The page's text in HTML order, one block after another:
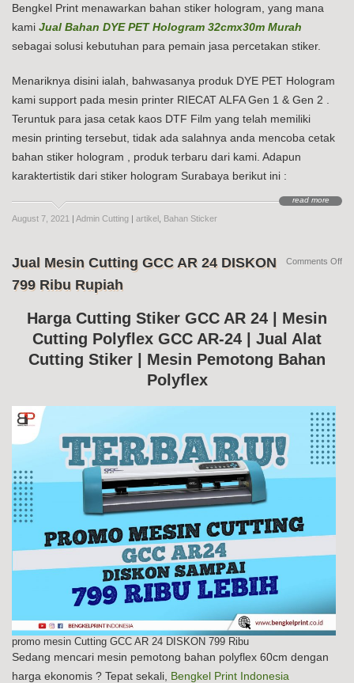
Bengkel Print menawarkan bahan stiker hologram, yang mana
kami Jual Bahan DYE PET Hologram 32cmx30m Murah
sebagai solusi kebutuhan para pemain jasa percetakan stiker.
Menariknya disini ialah, bahwasanya produk DYE PET Hologram
kami support pada mesin printer RIECAT ALFA Gen 1 & Gen 2 .
Teruntuk para jasa cetak kaos DTF Film yang telah memiliki
mesin printing tersebut, tidak ada salahnya anda mencoba cetak
bahan stiker hologram , produk terbaru dari kami. Adapun
karaktertistik dari stiker hologram Surabaya berikut ini :
read more
August 7, 2021 | Admin Cutting | artikel Bahan Sticker
Jual Mesin Cutting GCC AR 24 DISKON
799 Ribu Rupiah
Harga Cutting Stiker GCC AR 24 | Mesin
Cutting Polyflex GCC AR-24 | Jual Alat
Cutting Stiker | Mesin Pemotong Bahan
Polyflex
promo mesin Cutting GCC AR 24 DISKON 799 Ribu
Sedang mencari mesin pemotong bahan polyflex 60cm dengan
harga ekonomis ? Tepat sekali, Bengkel Print Indonesia
Comments Offon